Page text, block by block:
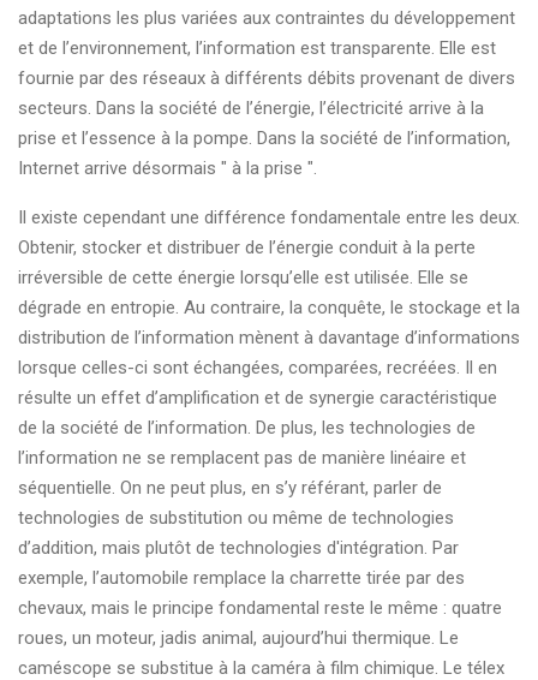
adaptations les plus variées aux contraintes du développement
et de l’environnement, l’information est transparente. Elle est
fournie par des réseaux à différents débits provenant de divers
secteurs. Dans la société de l’énergie, l’électricité arrive à la
prise et l’essence à la pompe. Dans la société de l’information,
Internet arrive désormais " à la prise ".
Il existe cependant une différence fondamentale entre les deux.
Obtenir, stocker et distribuer de l’énergie conduit à la perte
irréversible de cette énergie lorsqu’elle est utilisée. Elle se
dégrade en entropie. Au contraire, la conquête, le stockage et la
distribution de l’information mènent à davantage d’informations
lorsque celles-ci sont échangées, comparées, recréées. Il en
résulte un effet d’amplification et de synergie caractéristique
de la société de l’information. De plus, les technologies de
l’information ne se remplacent pas de manière linéaire et
séquentielle. On ne peut plus, en s’y référant, parler de
technologies de substitution ou même de technologies
d’addition, mais plutôt de technologies d'intégration. Par
exemple, l’automobile remplace la charrette tirée par des
chevaux, mais le principe fondamental reste le même : quatre
roues, un moteur, jadis animal, aujourd’hui thermique. Le
caméscope se substitue à la caméra à film chimique. Le télex